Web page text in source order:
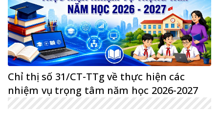
Chỉ thị số 31/CT-TTg về thực hiện các
nhiệm vụ trọng tâm năm học 2026-2027